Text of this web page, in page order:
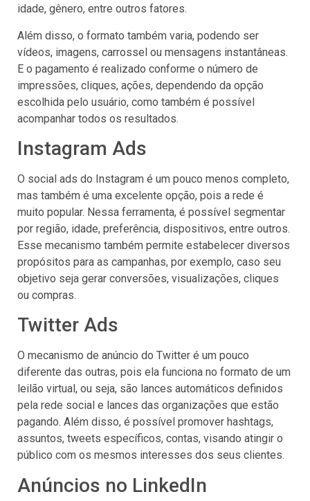
idade, gênero, entre outros fatores.
Além disso, o formato também varia, podendo ser
vídeos, imagens, carrossel ou mensagens instantâneas.
E o pagamento é realizado conforme o número de
impressões, cliques, ações, dependendo da opção
escolhida pelo usuário, como também é possível
acompanhar todos os resultados.
Instagram Ads
O social ads do Instagram é um pouco menos completo,
mas também é uma excelente opção, pois a rede é
muito popular. Nessa ferramenta, é possível segmentar
por região, idade, preferência, dispositivos, entre outros.
Esse mecanismo também permite estabelecer diversos
propósitos para as campanhas, por exemplo, caso seu
objetivo seja gerar conversões, visualizações, cliques
ou compras.
Twitter Ads
O mecanismo de anúncio do Twitter é um pouco
diferente das outras, pois ela funciona no formato de um
leilão virtual, ou seja, são lances automáticos definidos
pela rede social e lances das organizações que estão
pagando. Além disso, é possível promover hashtags,
assuntos, tweets específicos, contas, visando atingir o
público com os mesmos interesses dos seus clientes.
Anúncios no LinkedIn